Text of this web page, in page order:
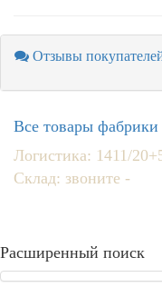
Отзывы
Все товары
Логистика: 1411/
Склад: звоните -
Расширенный поиск